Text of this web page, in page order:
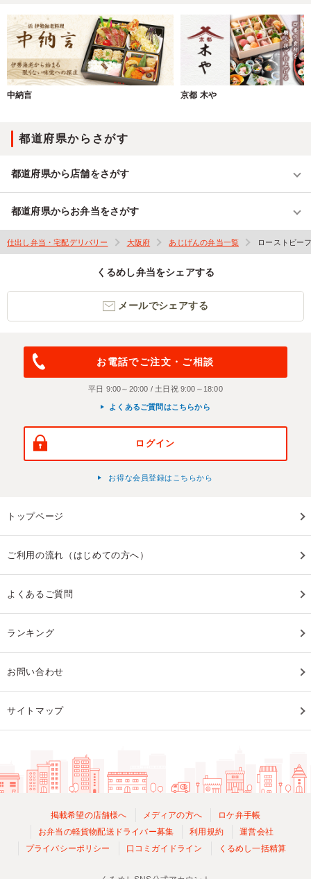
中納言 京都 木や
都道府県からさがす
都道府県から店舗をさがす
都道府県からお弁当をさがす
仕出し弁当・宅配デリバリー 大阪府 あじげんの弁当一覧 ローストビー
くるめし弁当をシェアする
メールでシェアする
お電話でご注文・ご相談
平日 9:00～20:00 / 土日祝 9:00～18:00
よくあるご質問はこちらから
ログイン
お得な会員登録はこちらから
トップページ
ご利用の流れ（はじめての方へ）
よくあるご質問
ランキング
お問い合わせ
サイトマップ
掲載希望の店舗様へ メディアの方へ
ロケ弁手帳
お弁当の軽貨物配送ドライバー募集
利用規約
運営会社
プライバシーポリシー
口コミガイドライン くるめし一括精算